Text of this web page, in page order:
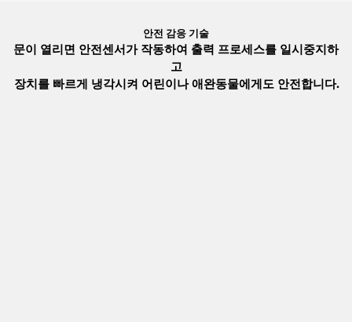
안전 감응 기술
문이 열리면 안전센서가 작동하여 출력 프로세스를 일시중지하
고
장치를 빠르게 냉각시켜 어린이나 애완동물에게도 안전합니다.